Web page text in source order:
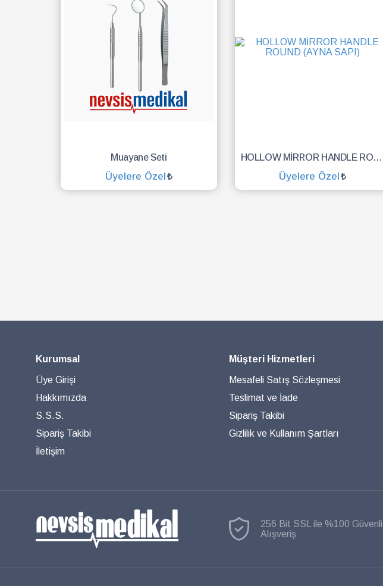
Muayane Seti
Üyelere Özel
HOLLOW MİRROR HANDLE ROUND (AYNA SAPI)
Üyelere Özel
Kurumsal
Üye Girişi
Hakkımızda
S.S.S.
Sipariş Takibi
İletişim
Müşteri Hizmetleri
Mesafeli Satış Sözleşmesi
Teslimat ve İade
Sipariş Takibi
Gizlilik ve Kullanım Şartları
256 Bit SSL ile %100 Güvenli
Alışveriş